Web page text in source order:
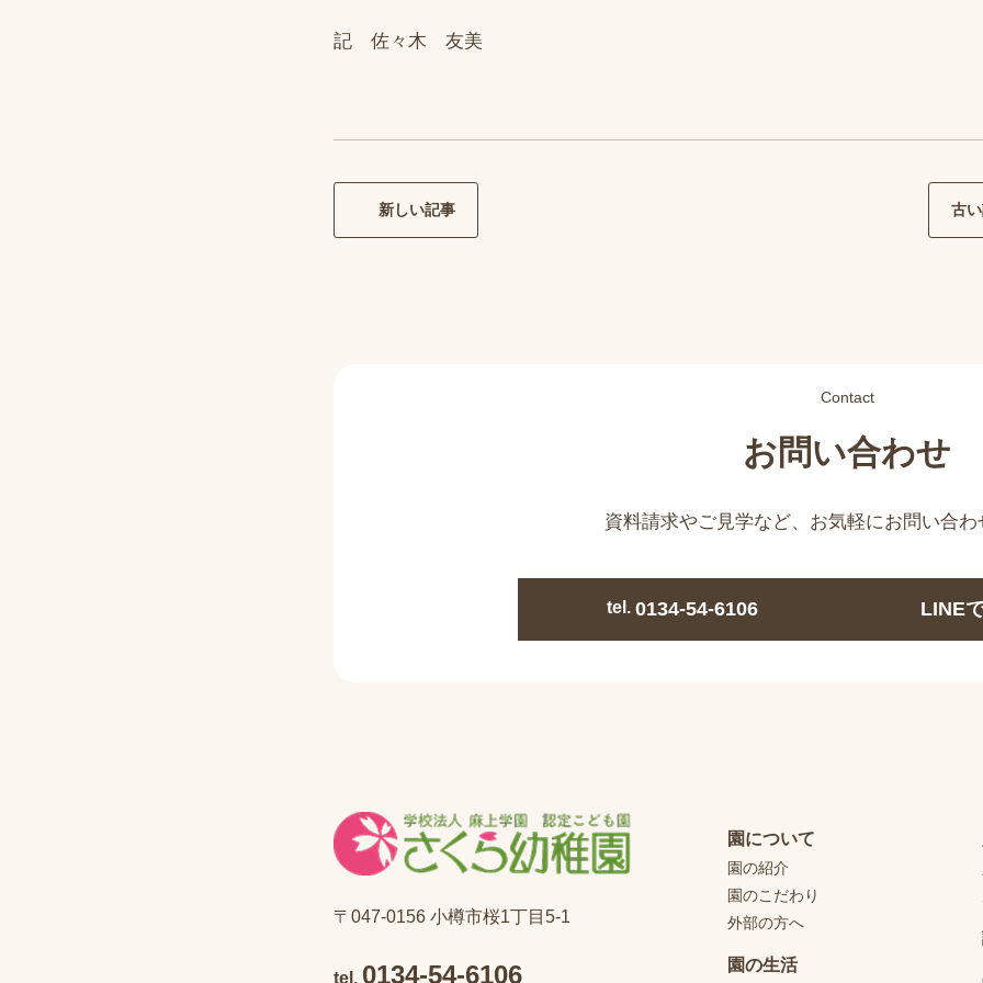
記 佐々木 友美
新しい記事 古
Contact
お問い合わせ
資料請求やご見学など、 お気軽にお問い合
tel. 0134-54-6106 LINE
〒047-0156 小樽市桜1丁目5-1
tel. 0134-54-6106
園について
園の紹介
園のこだわり
外部の方へ
園の生活